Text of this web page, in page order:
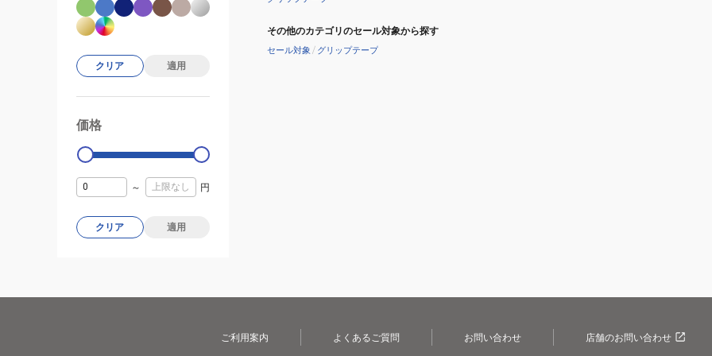
その他のカテゴリのセール対象から探す
セール対象 / グリップテープ
クリア 適用
価格
0
～ 円
クリア 適用
ご利用案内 よくあるご質問 お問い合わせ 店舗のお問い合わせ